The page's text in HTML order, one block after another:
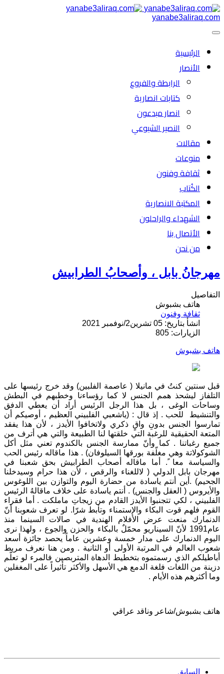
yanabe3aliraq.com
الرئیسية
الأنصار
الرابطة والفروع
كتابات انصارية
انصار مبدعون
النصیر الشیوعي
مقالات
منوعات
ثقافة وفنون
الكُتاب
المكتبة الانصارية
الشهداء والراحلون
الأتصال بنا
من نحن
مهرجانُ بابل ، وأصحابُ الطرابيش
التفاصيل
هاتف بشبوش
ثقافة وفنون
انشأ بتاريخ: 05 تشرين2/نوفمبر 2021
الزيارات: 805
هاتف بشبوش
قبل سنتين كنتُ في مانيلا ( عاصمة الفلبين) وقد خرج رئيسها على
التلفاز ليشحذ همم الجنس لا كما رؤساءنا وخطبهم في البطش
وساحات الوغى ، بل هذا الرجل الرئيس أراد أن يعطي الدفق
والتنشيط للحب . إذ قال : (ياشعبي الفلبيني العظيم ، أوصيكم أن
تمارسوا الجنس بدونِ واقٍ ذكري ولاتخافوا الأيدز ، لأن هذا يفقد
المتعة الحقيقية للرغبة التي خلقتها لنا الطبيعة والتي هي أترف من
جميع رغباتنا . كما وأنّ ممارسة الجنس بالكندوم تعني مثل أكل
الشوكولاتة وهي مغلّفة بورقها السيلوفان) . هذا ماقاله رئيس الحب
والسياسة معا ً. أما ماقاله أصحاب الطرابيش بحق شعبنا في
مهرجان بابل الدولي ( لاللغناء والرقص ، لأن هذا حرام وسيدخلنا
الجحيم) .أين أنتم ياسادة من حضارة اليوم والتوازن بين اللوغوس
والأيروس ( العقل والجنس) . أنتم ياسادة على خلاف ماقالهُ الرئيس
الفلبيني ، لكي تتجنبوا الأيدز القادم من زيجاتِ ماملكت . أما فقراء
القوم فلهم قوت البكاء والإستمناء وتأبط شرّا. لو تعرف شعوبنا أنّ
الدنمارك منعت عرض الأفلام الهندية في صالات السينما منذ
عام1991 لأنّ السيناريو محمّلٌ بالبكاء والحزن والجوع ، ولهذا نرى
اليوم الدنمارك على مدار خمسة وعشرين عاماً يحصد جائزة أسعد
شعوب العالم في المرتبة الأولى أو الثانية . ومن هنا نعرف مربط
أباطيلكم الذي رسمتموه بتخطيط الدهاة المتربصين فالمرء لو تعلّم
دزينة من اللغات فلغة الدمع هي الأسهل والأكثر تأثيراً على المغفلين
وما أكثرهم هذه الأيام .
هاتف بشبوش/شاعر وناقد عراقي
السابق